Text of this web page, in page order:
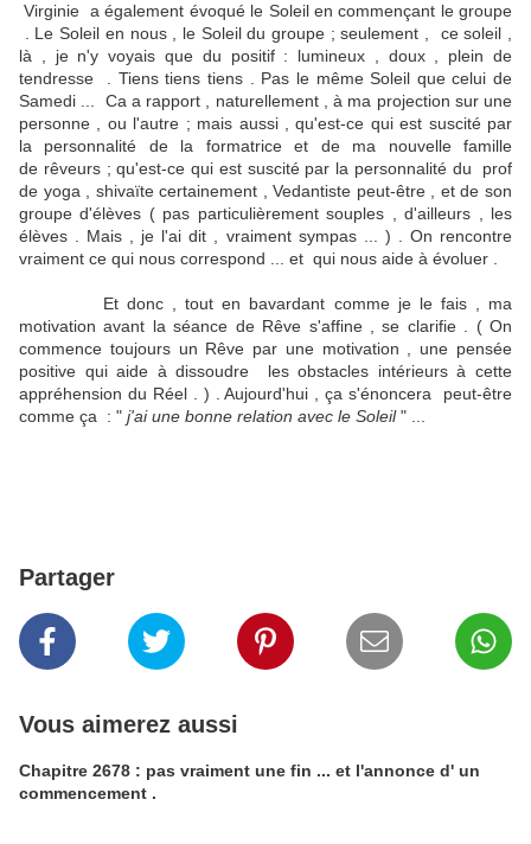
Virginie a également évoqué le Soleil en commençant le groupe
. Le Soleil en nous , le Soleil du groupe ; seulement , ce soleil ,
là , je n'y voyais que du positif : lumineux , doux , plein de
tendresse . Tiens tiens tiens . Pas le même Soleil que celui de
Samedi ... Ca a rapport , naturellement , à ma projection sur une
personne , ou l'autre ; mais aussi , qu'est-ce qui est suscité par
la personnalité de la formatrice et de ma nouvelle famille
de rêveurs ; qu'est-ce qui est suscité par la personnalité du prof
de yoga , shivaïte certainement , Vedantiste peut-être , et de son
groupe d'élèves ( pas particulièrement souples , d'ailleurs , les
élèves . Mais , je l'ai dit , vraiment sympas ... ) . On rencontre
vraiment ce qui nous correspond ... et qui nous aide à évoluer .
Et donc , tout en bavardant comme je le fais , ma
motivation avant la séance de Rêve s'affine , se clarifie . ( On
commence toujours un Rêve par une motivation , une pensée
positive qui aide à dissoudre les obstacles intérieurs à cette
appréhension du Réel . ) . Aujourd'hui , ça s'énoncera peut-être
comme ça : " j'ai une bonne relation avec le Soleil" ...
Partager
Vous aimerez aussi
Chapitre 2678 : pas vraiment une fin ... et l'annonce d' un
commencement .